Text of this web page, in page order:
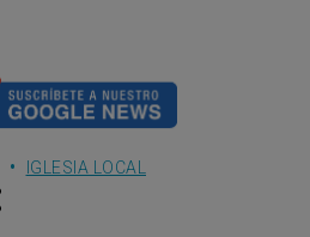
IGLESIA LOCAL